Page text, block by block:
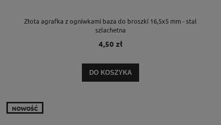
Złota agrafka z ogniwkami baza do broszki 16,5x5 mm - stal
szlachetna
4,50 zł
DO KOSZYKA
NOWOŚĆ